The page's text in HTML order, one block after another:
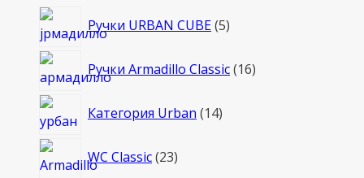
Ручки URBAN CUBE 55
Ручки Armadillo Classic 1616
Категория Urban 1414
WC Classic 2323